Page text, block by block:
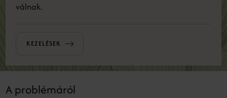
válnak.
KEZELÉSEK
A problémáról